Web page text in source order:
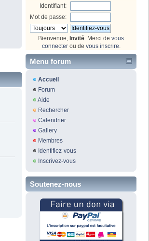
Identifiant:
Mot de passe:
Bienvenue, Invité . Merci de vous
connecterou de vous inscrire
Menu forum
Accueil
Forum
Aide
Rechercher
Calendrier
Gallery
Membres
Identifiez-vous
Inscrivez-vous
Soutenez-nous